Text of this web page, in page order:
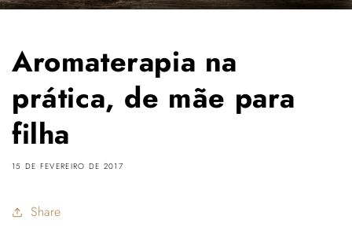
Aromaterapia na
prática, de mãe para
filha
15 DE FEVEREIRO DE 2017
Share